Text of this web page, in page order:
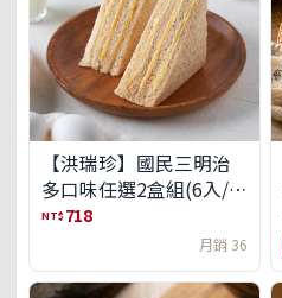
【洪瑞珍】國民三明治
多口味任選2盒組(6入/
盒)(免運)
NT$ 718
月銷 36